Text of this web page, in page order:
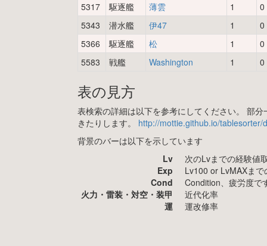
5317
駆逐艦 薄雲 1
0
5343
潜水艦 伊47 1
0
5366
駆逐艦 松 1
0
5583
戦艦 Washington 1 0
表の見方
表検索の詳細は以下を参考にしてください。 部
きたりします。 http://mottie.github.io/
背景のバーは以下を示しています
Lv
次のLvまでの経験値
Exp
Lv100 or LvMAXま
Cond
Condition、疲労度で
火力・雷装・対空・装甲
近代化率
運
運改修率